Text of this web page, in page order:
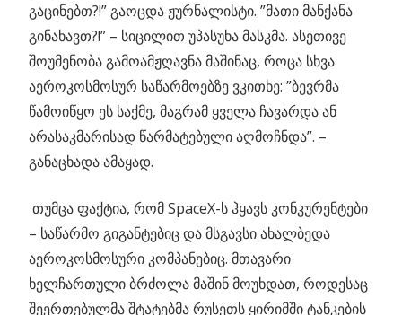
გაცინებთ?!” გაოცდა ჟურნალისტი. ”მათი მანქანა
გინახავთ?!” – სიცილით უპასუხა მასკმა. ასეთივე
შოუმენობა გამოამჟღავნა მაშინაც, როცა სხვა
აეროკოსმოსურ საწარმოებზე ვკითხე: ”ბევრმა
წამოიწყო ეს საქმე, მაგრამ ყველა ჩავარდა ან
არასაკმარისად წარმატებული აღმოჩნდა”. –
განაცხადა ამაყად.
თუმცა ფაქტია, რომ SpaceX-ს ჰყავს კონკურენტები
– საწარმო გიგანტებიც და მსგავსი ახალბედა
აეროკოსმოსური კომპანებიც. მთავარი
ხელჩართული ბრძოლა მაშინ მოუხდათ, როდესაც
შეერთებულმა შტატებმა რუსეთს ყირიმში ტანკების